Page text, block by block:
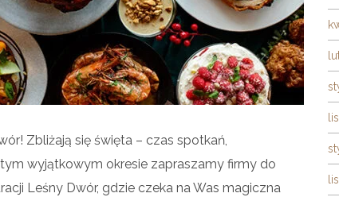
Zbliżają się święta – czas spotkań,
wyjątkowym okresie zapraszamy firmy do
Leśny Dwór, gdzie czeka na Was magiczna